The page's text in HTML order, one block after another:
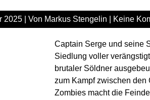
2025 | Von Markus Stengelin Keine
Captain Serge und seine
Siedlung voller
brutaler Söldner
zum Kampf zwischen den
Zombies macht die